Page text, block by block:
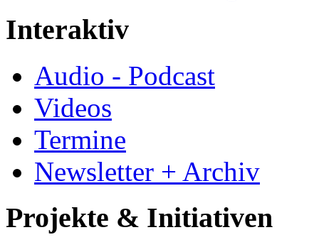
Interaktiv
Audio - Podcast
Videos
Termine
Newsletter + Archiv
Projekte & Initiativen